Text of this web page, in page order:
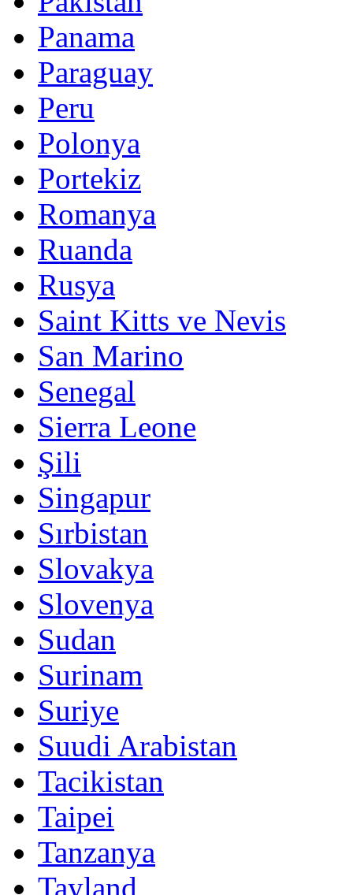
Panama
Paraguay
Peru
Polonya
Portekiz
Romanya
Ruanda
Rusya
Saint Kitts ve Nevis
San Marino
Senegal
Sierra Leone
Şili
Singapur
Sırbistan
Slovakya
Slovenya
Sudan
Surinam
Suriye
Suudi Arabistan
Tacikistan
Taipei
Tanzanya
Tayland